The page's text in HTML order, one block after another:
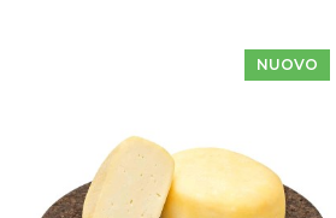
NUOVO